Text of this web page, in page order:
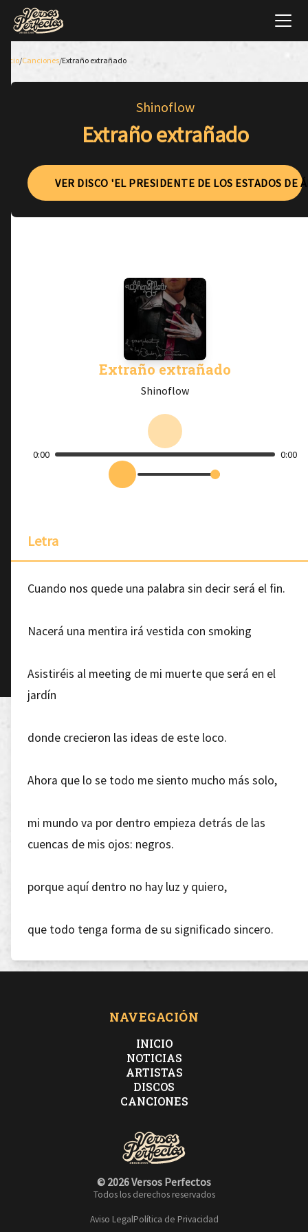
Inicio/Canciones/Extraño extrañado
Shinoflow
Extraño extrañado
VER DISCO 'EL PRESIDENTE DE LOS ESTADOS DE
Extraño extrañado
Shinoflow
0:00 0:00
Letra
Cuando nos quede una palabra sin decir será el fin.
Nacerá una mentira irá vestida con smoking
Asistiréis al meeting de mi muerte que será en el
jardín
donde crecieron las ideas de este loco.
Ahora que lo se todo me siento mucho más solo,
mi mundo va por dentro empieza detrás de las
cuencas de mis ojos: negros.
porque aquí dentro no hay luz y quiero,
que todo tenga forma de su significado sincero.
Quiero soñar y contigo despertarme
Tu sabiduría es el reclamo de un amor inigualable
porque amo la belleza de las mentes lucidas que hay
detrás de una mirada impenetrable
Aquí no hay excepciones, yo también me he
A veces he buscado más allá de lo aparente
NAVEGACIÓN
INICIO
NOTICIAS
ARTISTAS
DISCOS
CANCIONES
© 2026 Versos Perfectos
Todos los derechos reservados
Aviso LegalPolítica de Privacidad